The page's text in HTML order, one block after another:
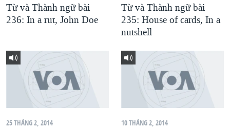
Từ và Thành ngữ bài
236: In a rut, John Doe
Từ và Thành ngữ bài
235: House of cards, In a
nutshell
25 THÁNG 2, 2014 10 THÁNG 2, 2014